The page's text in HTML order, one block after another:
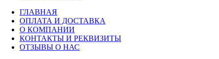
ГЛАВНАЯ
ОПЛАТА И ДОСТАВКА
О КОМПАНИИ
КОНТАКТЫ И РЕКВИЗИТЫ
ОТЗЫВЫ О НАС